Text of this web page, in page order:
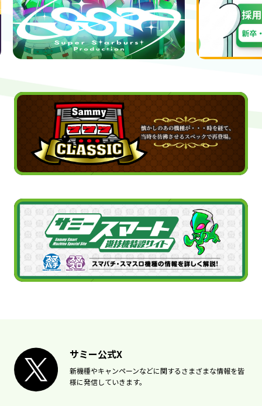
サミー公式X
新機種やキャンペーンなどに関するさまざまな情報を皆
様に発信していきます。